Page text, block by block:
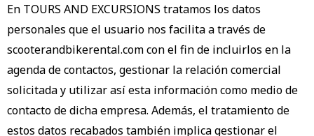
En TOURS AND EXCURSIONS tratamos los datos
personales que el usuario nos facilita a través de
scooterandbikerental.com con el fin de incluirlos en la
agenda de contactos, gestionar la relación comercial
solicitada y utilizar así esta información como medio de
contacto de dicha empresa. Además, el tratamiento de
estos datos recabados también implica gestionar el